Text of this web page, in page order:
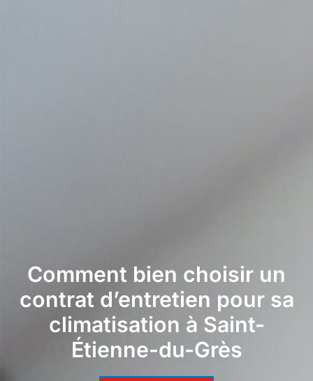
Comment bien choisir un
contrat d’entretien pour sa
climatisation à Saint-
Étienne-du-Grès